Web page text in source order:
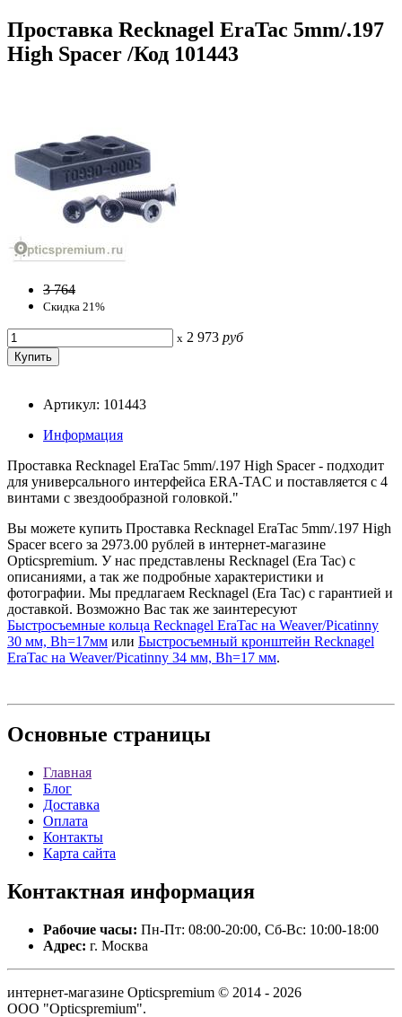
Проставка Recknagel EraTac 5mm/.197
High Spacer /Код 101443
3 764
Скидка 21%
x 2 973 руб
Артикул: 101443
Информация
Проставка Recknagel EraTac 5mm/.197 High Spacer - подходит
для универсального интерфейса ERA-TAC и поставляется с 4
винтами с звездообразной головкой."
Вы можете купить Проставка Recknagel EraTac 5mm/.197 High
Spacer всего за 2973.00 рублей в интернет-магазине
Opticspremium. У нас представлены Recknagel (Era Tac) с
описаниями, а так же подробные характеристики и
фотографии. Мы предлагаем Recknagel (Era Tac) с гарантией и
доставкой. Возможно Вас так же заинтересуют
Быстросъемные кольца Recknagel EraTac на Weaver/Picatinny
30 мм, Bh=17мм или Быстросъемный кронштейн Recknagel
EraTac на Weaver/Picatinny 34 мм, Bh=17 мм.
Основные страницы
Главная
Блог
Доставка
Оплата
Контакты
Карта сайта
Контактная информация
Рабочие часы: Пн-Пт: 08:00-20:00, Сб-Вс: 10:00-18:00
Адрес: г. Москва
интернет-магазине Opticspremium © 2014 - 2026
ООО "Opticspremium".